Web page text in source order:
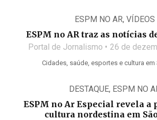
ESPM NO AR, VÍDEOS
ESPM no AR traz as notícias
Portal de Jornalismo 26 de
Cidades, saúde, esportes e cultura em
DESTAQUE, ESPM NO
ESPM no Ar Especial revela a
cultura nordestina em